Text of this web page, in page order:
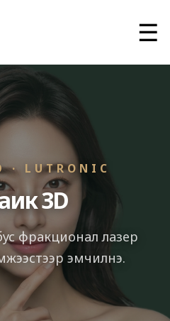
☰
· LUTRONIC
3D
фракционал лазер
эмчилнэ.